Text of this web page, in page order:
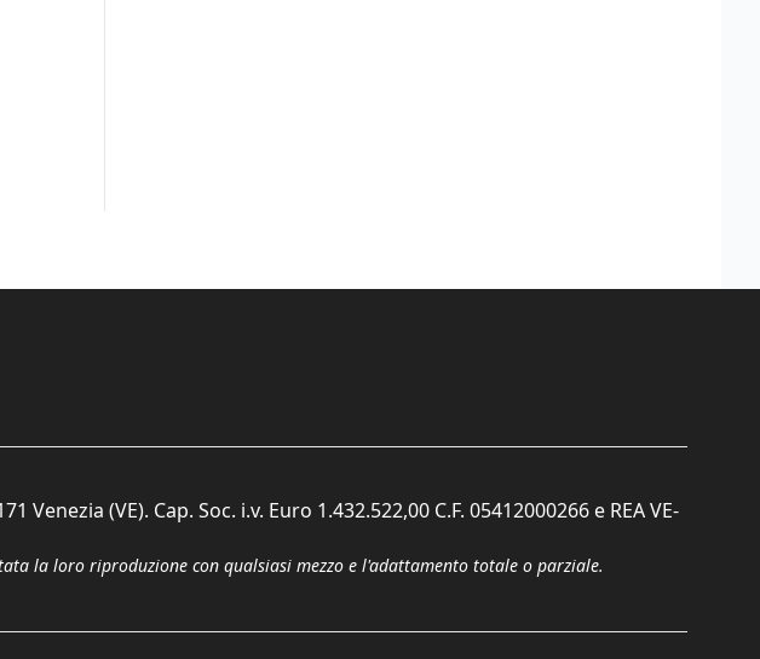
(VE). Cap. Soc. i.v. Euro 1.432.522,00 C.F. 05412000266 e REA VE-
la loro riproduzione con qualsiasi mezzo e l'adattamento totale o parziale.